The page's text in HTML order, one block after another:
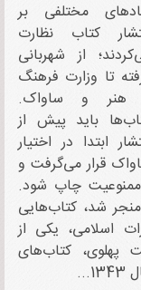
مختلفی بر
کتاب نظارت
از شهربانی
تا وزارت فرهنگ
هنر و ساواک.
باید پیش از
ابتدا در اختیار
قرار می‌گرفت و
چاپ شود.
شد، کتاب‌هایی
اسلامی، یکی از
پهلوی، کتاب‌های